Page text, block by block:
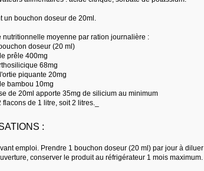
un bouchon doseur de 20ml.
nutritionnelle moyenne par ration journalière :
doseur (20 ml)
prêle 400mg
68mg
piquante 20mg
bambou 10mg
de 20ml apporte 35mg de silicium au minimum
flacons de 1 litre, soit 2 litres._
:
emploi. Prendre 1 bouchon doseur (20 ml) par jour à
conserver le produit au réfrigérateur 1 mois maximum.